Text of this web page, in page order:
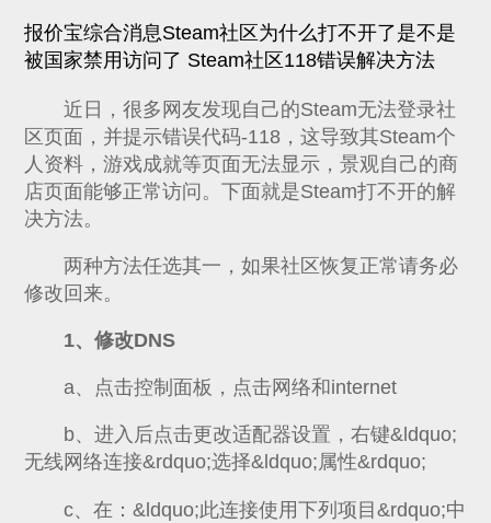
报价宝综合消息Steam社区为什么打不开了是不是
被国家禁用访问了 Steam社区118错误解决方法
近日，很多网友发现自己的Steam无法登录社
区页面，并提示错误代码-118，这导致其Steam个
人资料，游戏成就等页面无法显示，景观自己的商
店页面能够正常访问。下面就是Steam打不开的解
决方法。
两种方法任选其一，如果社区恢复正常请务必
修改回来。
1、修改DNS
a、点击控制面板，点击网络和internet
b、进入后点击更改适配器设置，右键&ldquo;
无线网络连接&rdquo;选择&ldquo;属性&rdquo;
c、在：&ldquo;此连接使用下列项目&rdquo;中